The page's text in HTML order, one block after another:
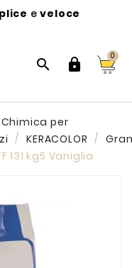
eveloce
 
0
Chimica per
KERACOLOR
131 kg5 Vaniglia